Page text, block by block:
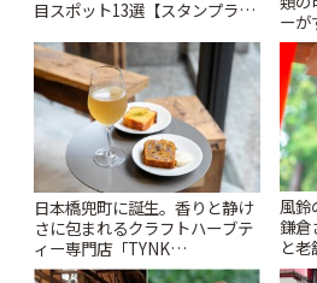
目スポット13選【スタンプラリ
ーが
「
ぷ
日本橋兜町に誕生。香りと静け
さに包まれるクラフトハーブテ
ィー専門店「TYNK
Kabutocho」 | ことりっぷ
風鈴
鎌
と
りっ